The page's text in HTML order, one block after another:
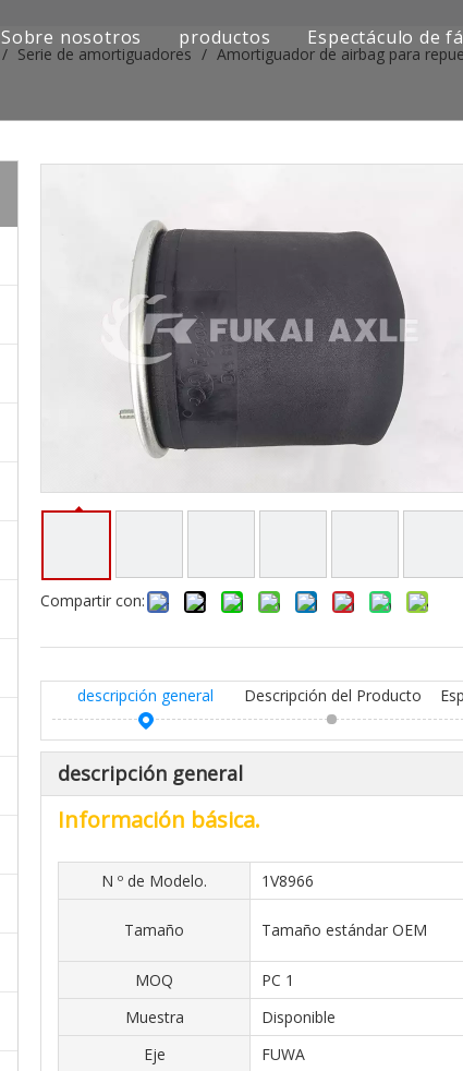
Sobre nosotros productos
Serie de camiones SAIC-lveco
Serie de camiones Foton Auman
Serie de camiones FAW Jiefang
Serie de camiones Dongfeng
Serie de camiones europea y
Piezas de repuesto para
Espectáculo de
/ Serie de amortiguadores / Amortiguador de airbag para
Compartir con:
descripción general Descripción del Producto
descripción general
Información básica.
N º de Modelo. 1V8966
Tamaño Tamaño estándar OEM
MOQ
PC 1
Muestra
Disponible
Eje
FUWA